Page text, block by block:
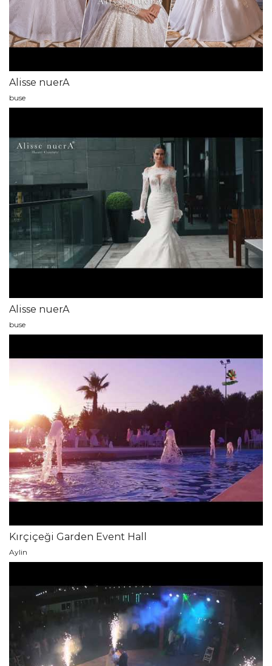
Alisse nuerA
buse
Alisse nuerA
buse
Kırçiçeği Garden Event Hall
Aylin